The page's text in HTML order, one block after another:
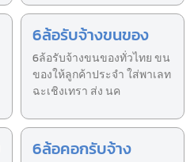
6ล้อรับจ้างขนของ
6ล้อรับจ้างขนของทั่วไทย ขน
ของให้ลูกค้าประจำ ใส่พาเลท
ฉะเชิงเทรา ส่ง นค
6ล้อคอกรับจ้าง